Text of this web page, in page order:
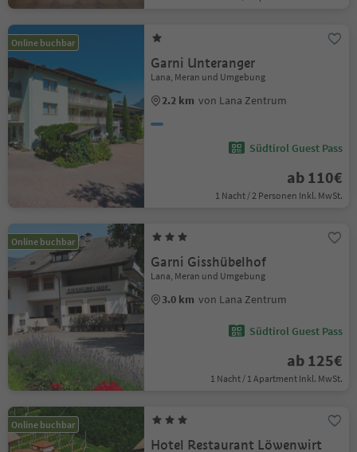
Online buchbar
Garni Unteranger
Lana, Meran und Umgebung
2.2 km von Lana Zentrum
Südtirol Guest Pass
ab 110€
1 Nacht / 2 Personen Inkl. MwSt.
Online buchbar
Garni Gisshübelhof
Lana, Meran und Umgebung
3.0 km von Lana Zentrum
Südtirol Guest Pass
ab 125€
1 Nacht / 1 Apartment Inkl. MwSt.
Online buchbar
Hotel Restaurant Löwenwirt